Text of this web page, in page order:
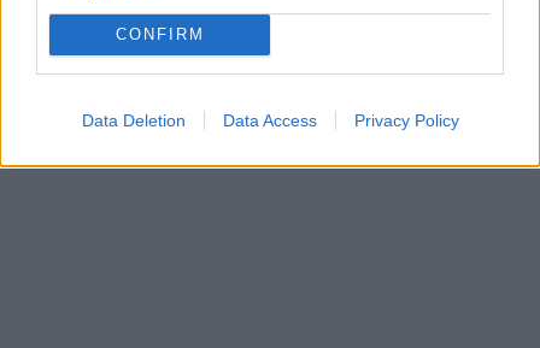
CONFIRM
Data Deletion Data Access Privacy Policy